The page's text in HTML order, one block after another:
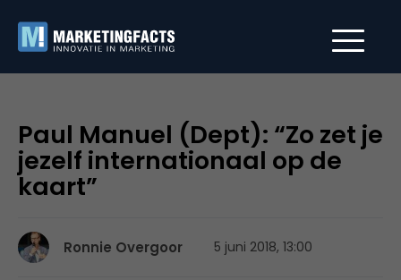
Paul Manuel (Dept): “Zo zet je
jezelf internationaal op de
kaart”
Ronnie Overgoor 5 juni 2018, 13:00